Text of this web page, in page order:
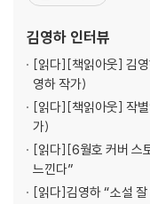
장편소설 『살인자의 기억
김영하 인터뷰
[읽다][책읽아웃] 김
영하 작가)
[읽다][책읽아웃] 작
가)
[읽다][6월호 커버 스
느낀다”
[읽다]김영하 “소설